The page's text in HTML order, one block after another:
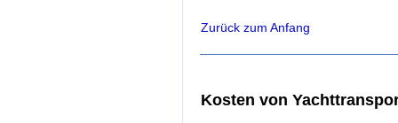
Zurück zum Anfang
Kosten von